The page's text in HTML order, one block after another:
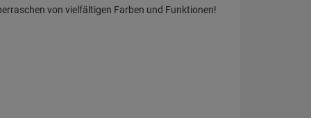
von vielfältigen Farben und Funktionen!